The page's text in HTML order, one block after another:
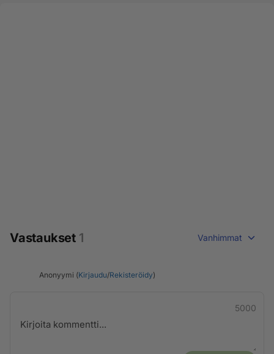
Vastaukset 1 Vanhimmat
Anonyymi (Kirjaudu/Rekisteröidy)
5000